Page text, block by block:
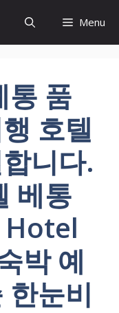
Menu
통 품
호텔
니다.
베통
박 예
한눈비